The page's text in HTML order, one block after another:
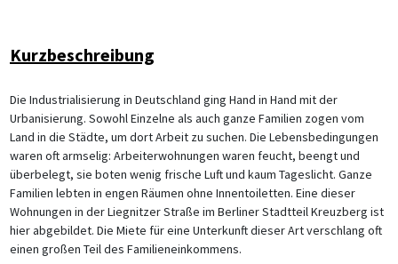
Kurzbeschreibung
Die Industrialisierung in Deutschland ging Hand in Hand mit der
Urbanisierung. Sowohl Einzelne als auch ganze Familien zogen vom
Land in die Städte, um dort Arbeit zu suchen. Die Lebensbedingungen
waren oft armselig: Arbeiterwohnungen waren feucht, beengt und
überbelegt, sie boten wenig frische Luft und kaum Tageslicht. Ganze
Familien lebten in engen Räumen ohne Innentoiletten. Eine dieser
Wohnungen in der Liegnitzer Straße im Berliner Stadtteil Kreuzberg ist
hier abgebildet. Die Miete für eine Unterkunft dieser Art verschlang oft
einen großen Teil des Familieneinkommens.